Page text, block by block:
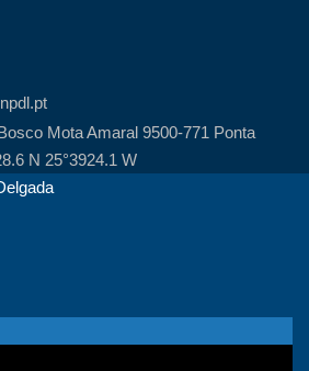
Mota Amaral 9500-771 Ponta
N 25°3924.1 W